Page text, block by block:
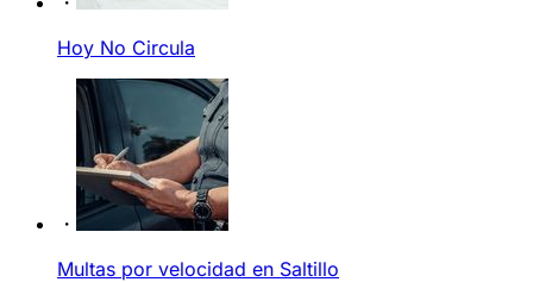
Hoy No Circula
Multas por velocidad en Saltillo